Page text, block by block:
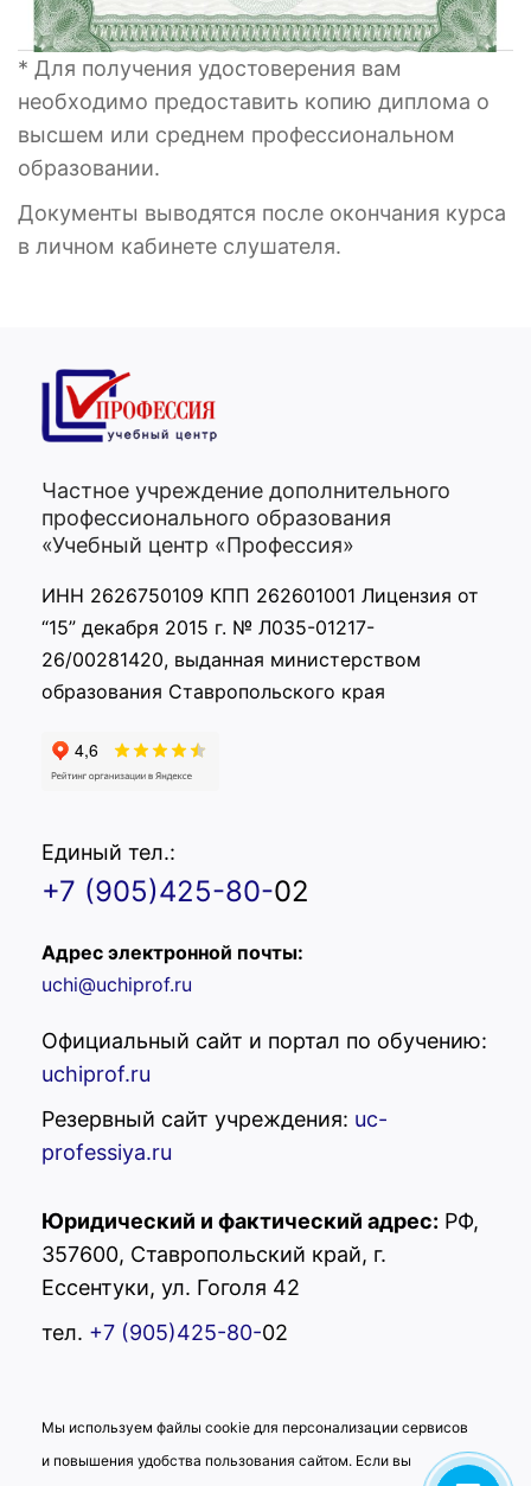
приветствует учебный центр
* Для получения удостоверения вам
необходимо предоставить копию диплома о
высшем или среднем профессиональном
образовании.
Документы выводятся после окончания курса
в личном кабинете слушателя.
Частное учреждение дополнительного
профессионального образования
«Учебный центр «Профессия»
ИНН 2626750109 КПП 262601001 Лицензия от
“15” декабря 2015 г. № Л035-01217-
26/00281420, выданная министерством
образования Ставропольского края
Единый тел.:
+7 (905)425-80-02
Адрес электронной почты:
uchi@uchiprof.ru
Официальный сайт и портал по обучению:
uchiprof.ru
Резервный сайт учреждения: uc-
professiya.ru
Юридический и фактический адрес: РФ,
357600, Ставропольский край, г.
Ессентуки, ул. Гоголя 42
тел. +7 (905)425-80-02
Мы используем файлы cookie для персонализации сервисов
и повышения удобства пользования сайтом. Если вы